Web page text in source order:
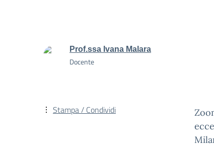
Prof.ssa Ivana Malara
Docente
Stampa / Condividi